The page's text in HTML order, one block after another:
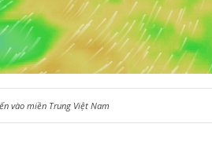
vào miền Trung Việt Nam